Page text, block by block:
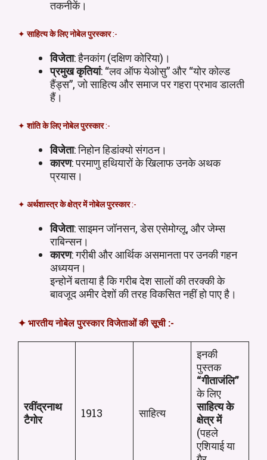
तकनीकें।
✦साहित्य के लिए नोबेल पुरस्कार:-
विजेता: हैनकांग (दक्षिण कोरिया)।
प्रमुख कृतियां: “लव ऑफ येओसु” और “योर कोल्ड
हैंड्स”, जो साहित्य और समाज पर गहरा प्रभाव डालती
हैं।
✦शांति के लिए नोबेल पुरस्कार:-
विजेता: निहोन हिडांक्यो संगठन।
कारण: परमाणु हथियारों के खिलाफ उनके अथक
प्रयास।
✦ अर्थशास्त्र के क्षेत्र में नोबेल पुरस्कार:-
विजेता: साइमन जॉनसन, डेस एसेमोग्लू, और जेम्स
राबिन्सन।
कारण: गरीबी और आर्थिक असमानता पर उनकी गहन
अध्ययन।
इन्होनें बताया है कि गरीब देश सालों की तरक्की के
बावजूद अमीर देशों की तरह विकसित नहीं हो पाए है।
✦ भारतीय नोबेल पुरस्कार विजेताओं की सूची :-
रवींद्रनाथ
टैगोर
1913 साहित्य
इनकी
पुस्तक
“गीताजंलि”
के लिए
साहित्य के
क्षेत्र में
(पहले
एशियाई या